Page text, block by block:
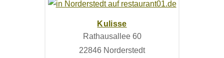
Kulisse
Rathausallee 60
22846 Norderstedt